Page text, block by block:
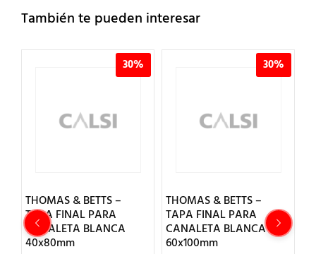
También te pueden interesar
30%
THOMAS & BETTS –
TAPA FINAL PARA
CANALETA BLANCA
40x80mm
30%
THOMAS & BETTS –
TAPA FINAL PARA
CANALETA BLANCA
60x100mm